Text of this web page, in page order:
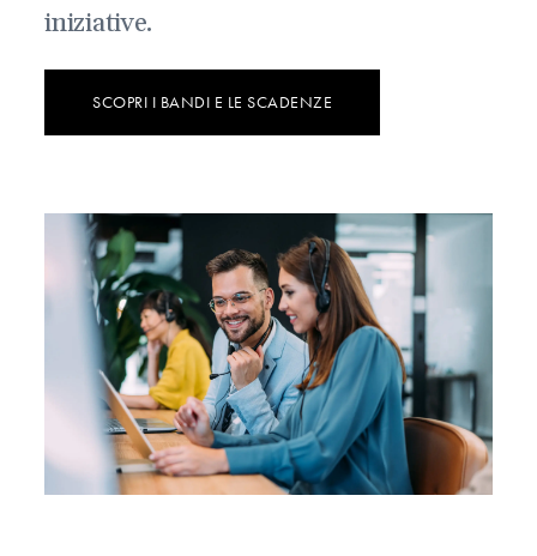
iniziative.
SCOPRI I BANDI E LE SCADENZE